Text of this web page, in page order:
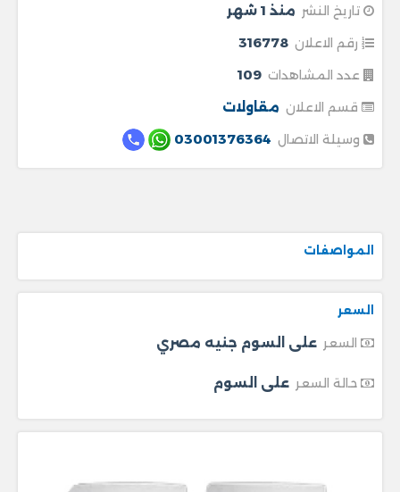
تاريخ النشر منذ 1 شهر
رقم الاعلان 316778
عدد المشاهدات 109
قسم الاعلان مقاولات
وسيلة الاتصال 03001376364
المواصفات
السعر
السعر على السوم جنيه مصري
حالة السعر على السوم